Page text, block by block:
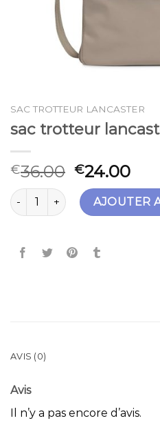
SAC TROTTEUR LANCASTER
sac trotteur
€36.00 €24.00
quantité de sac trotteur
AJOUTER
AVIS (0)
Avis
Il n’y a pas encore d’avis.